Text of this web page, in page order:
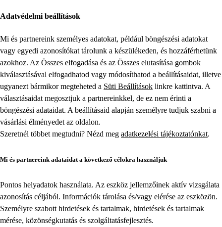
Adatvédelmi beállítások
Mi és partnereink személyes adatokat, például böngészési adatokat
vagy egyedi azonosítókat tárolunk a készülékeden, és hozzáférhetünk
azokhoz. Az Összes elfogadása és az Összes elutasítása gombok
kiválasztásával elfogadhatod vagy módosíthatod a beállításaidat, illetve
ugyanezt bármikor megteheted a Süti Beállítások linkre kattintva. A
választásaidat megosztjuk a partnereinkkel, de ez nem érinti a
böngészési adataidat. A beállításaid alapján személyre tudjuk szabni a
vásárlási élményedet az oldalon.
Szeretnél többet megtudni? Nézd meg adatkezelési tájékoztatónkat.
Mi és partnereink adataidat a következő célokra használjuk
Pontos helyadatok használata. Az eszköz jellemzőinek aktív vizsgálata
azonosítás céljából. Információk tárolása és/vagy elérése az eszközön.
Személyre szabott hirdetések és tartalmak, hirdetések és tartalmak
mérése, közönségkutatás és szolgáltatásfejlesztés.